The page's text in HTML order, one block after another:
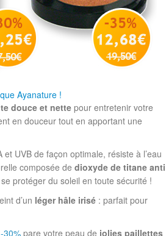
Ayanature !
douce et nette pour entretenir votre
en douceur tout en apportant une
et UVB de façon optimale, résiste à l’eau
composée de dioxyde de titane anti
protéger du soleil en toute sécurité !
d’un léger hâle irisé : parfait pour
30% pare votre peau de jolies paillettes